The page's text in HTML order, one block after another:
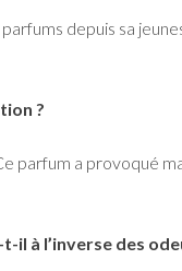
depuis sa
?
parfum a provoqué
à l’inverse des